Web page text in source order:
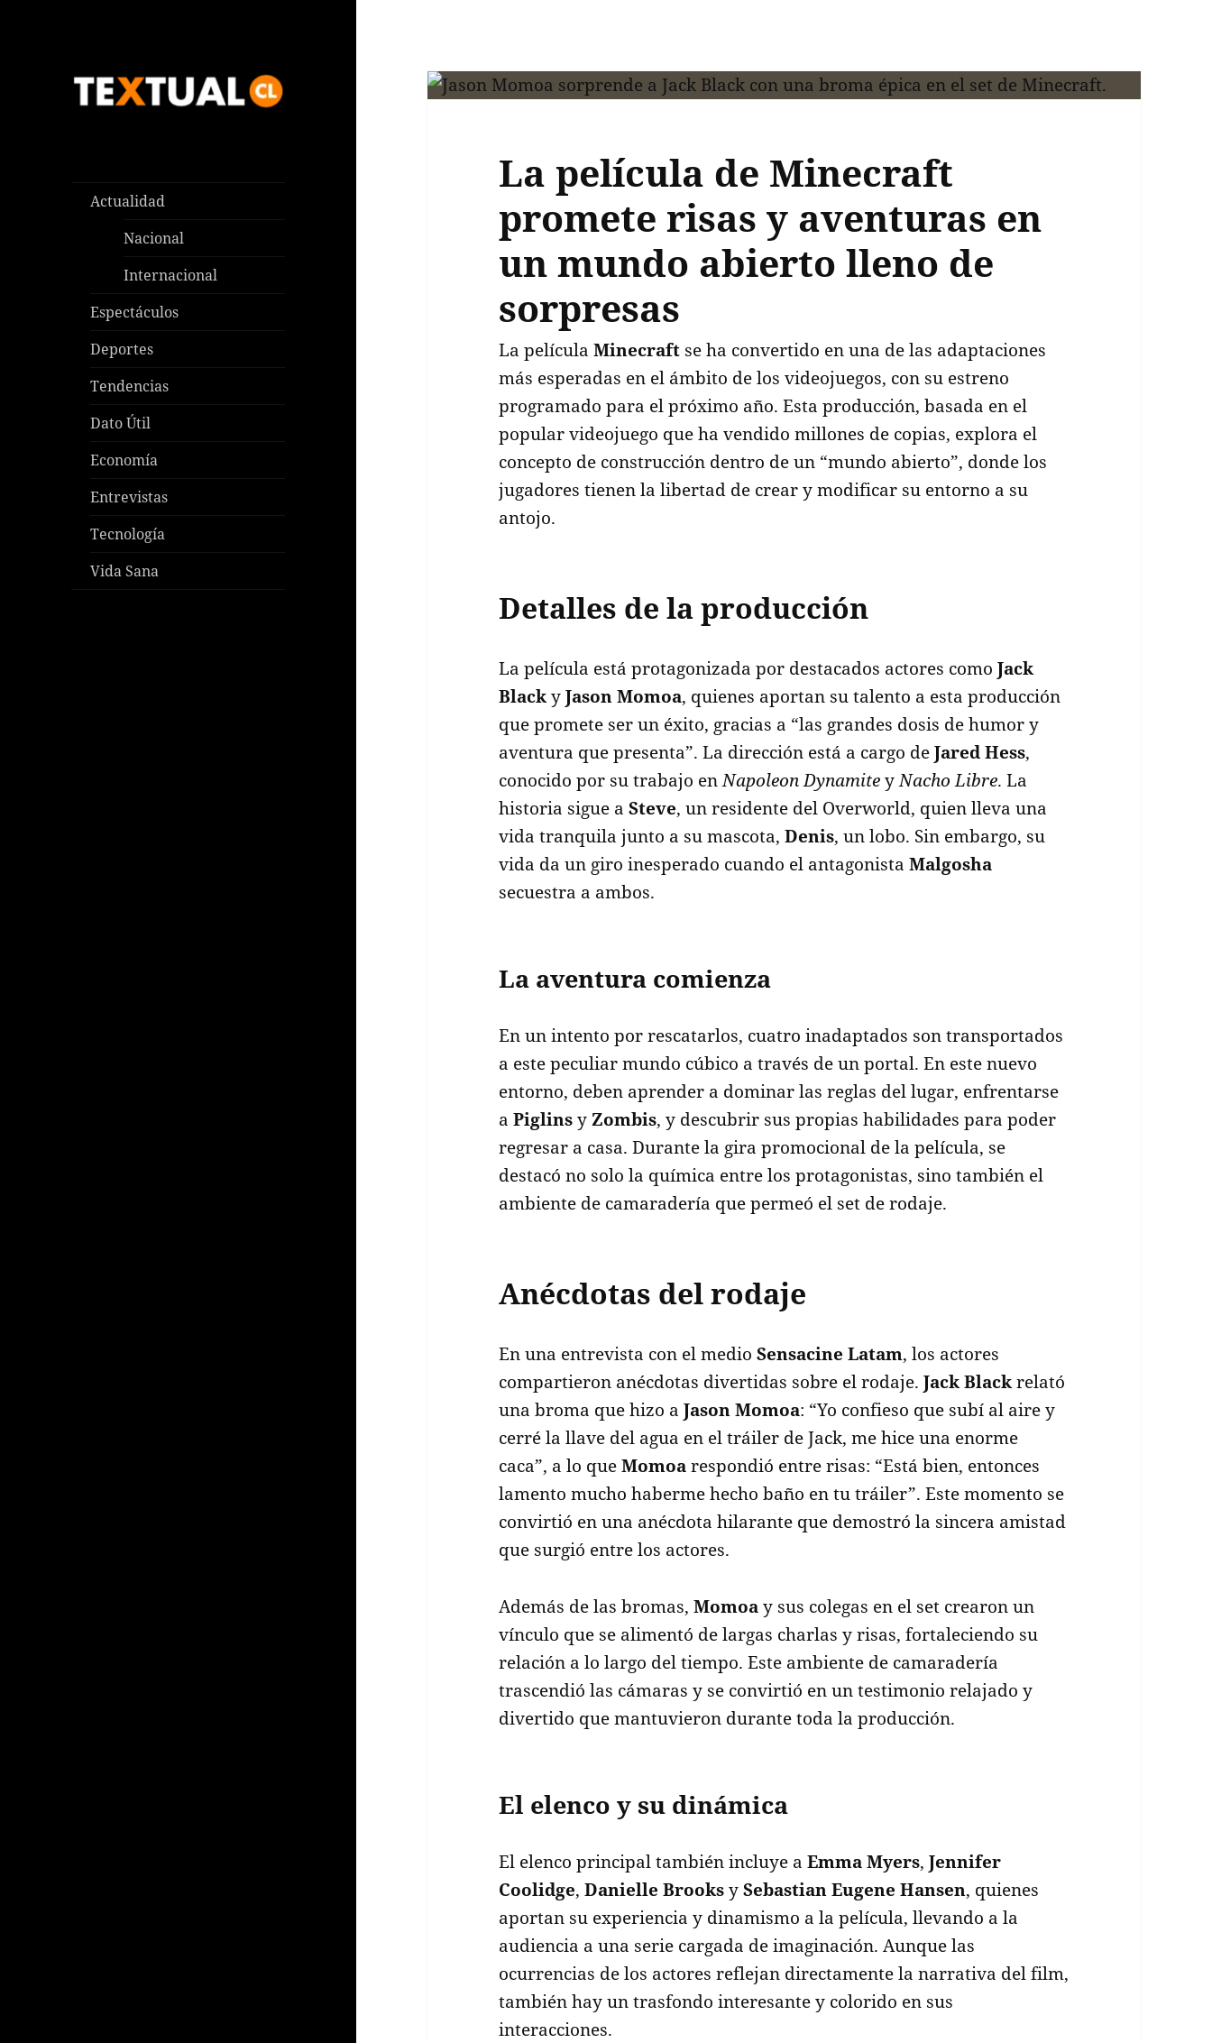
Actualidad
Nacional
Internacional
Espectáculos
Deportes
Tendencias
Dato Útil
Economía
Entrevistas
Tecnología
Vida Sana
La película de Minecraft
promete risas y aventuras en
un mundo abierto lleno de
sorpresas
La películaMinecraft se ha convertido en una de las adaptaciones
más esperadas en el ámbito de los videojuegos, con su estreno
programado para el próximo año. Esta producción, basada en el
popular videojuego que ha vendido millones de copias, explora el
concepto de construcción dentro de un “mundo abierto”, donde los
jugadores tienen la libertad de crear y modificar su entorno a su
antojo.
Detalles de la producción
La película está protagonizada por destacados actores comoJack
BlackyJason Momoa, quienes aportan su talento a esta producción
que promete ser un éxito, gracias a “las grandes dosis de humor y
aventura que presenta”. La dirección está a cargo deJared Hess,
conocido por su trabajo enNapoleon DynamiteyNacho Libre. La
historia sigue aSteve, un residente del Overworld, quien lleva una
vida tranquila junto a su mascota,Denis, un lobo. Sin embargo, su
vida da un giro inesperado cuando el antagonistaMalgosha
secuestra a ambos.
La aventura comienza
En un intento por rescatarlos, cuatro inadaptados son transportados
a este peculiar mundo cúbico a través de un portal. En este nuevo
entorno, deben aprender a dominar las reglas del lugar, enfrentarse
aPiglinsyZombis, y descubrir sus propias habilidades para poder
regresar a casa. Durante la gira promocional de la película, se
destacó no solo la química entre los protagonistas, sino también el
ambiente de camaradería que permeó el set de rodaje.
Anécdotas del rodaje
En una entrevista con el medioSensacine Latam, los actores
compartieron anécdotas divertidas sobre el rodaje.Jack Blackrelató
una broma que hizo aJason Momoa: “Yo confieso que subí al aire y
cerré la llave del agua en el tráiler de Jack, me hice una enorme
caca”, a lo queMomoarespondió entre risas: “Está bien, entonces
lamento mucho haberme hecho baño en tu tráiler”. Este momento se
convirtió en una anécdota hilarante que demostró la sincera amistad
que surgió entre los actores.
Además de las bromas,Momoay sus colegas en el set crearon un
vínculo que se alimentó de largas charlas y risas, fortaleciendo su
relación a lo largo del tiempo. Este ambiente de camaradería
trascendió las cámaras y se convirtió en un testimonio relajado y
divertido que mantuvieron durante toda la producción.
El elenco y su dinámica
El elenco principal también incluye aEmma Myers,Jennifer
Coolidge,Danielle BrooksySebastian Eugene Hansen, quienes
aportan su experiencia y dinamismo a la película, llevando a la
audiencia a una serie cargada de imaginación. Aunque las
ocurrencias de los actores reflejan directamente la narrativa del film,
también hay un trasfondo interesante y colorido en sus
interacciones.